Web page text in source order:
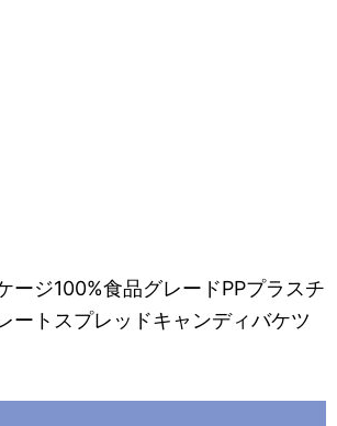
ージ100%食品グレードPPプラスチ
ートスプレッドキャンディバケツ